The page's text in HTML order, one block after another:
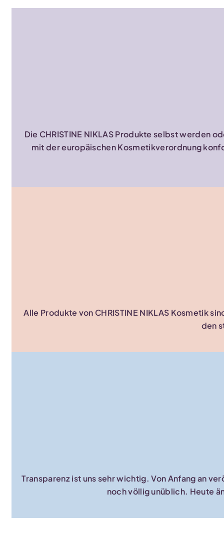
Die CHRISTINE NIKLAS Produkte selbst
mit der europäischen Kosmetikverordnung
Alle Produkte von CHRISTINE NIKLAS Kosmetik
den
Transparenz ist uns sehr wichtig. Von Anfang an
noch völlig unüblich. Heute